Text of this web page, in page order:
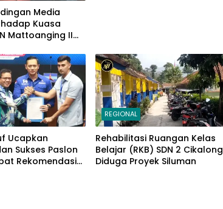
Media
Kuasa
Mattoanging II
Penjelasannya
Ucapkan
Sukses Paslon
Rekomendasi
REGIONAL
Rehabilitasi Ruangan Kelas
Belajar (RKB) SDN 2 Cikalong
Diduga Proyek Siluman